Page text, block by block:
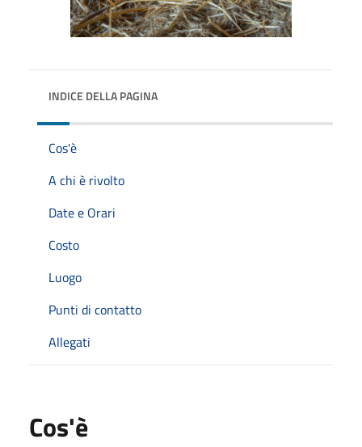
INDICE DELLA PAGINA
Cos'è
A chi è rivolto
Date e Orari
Costo
Luogo
Punti di contatto
Allegati
Cos'è